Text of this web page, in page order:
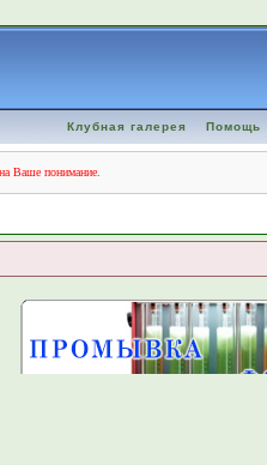
Клубная галерея Помощь
Ваше понимание.